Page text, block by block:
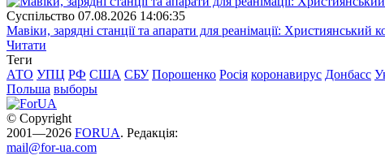
Суспiльство 07.08.2026 14:06:35
Мавіки, зарядні станції та апарати для реанімації:
Читати
Теги
АТО УПЦ РФ США СБУ Порошенко Росія коронавирус Донбасс
Польша выборы
© Copyright
2001—2026 FORUA. Редакція:
mail@for-ua.com